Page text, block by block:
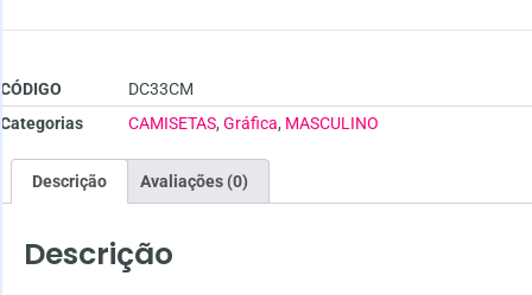
CÓDIGO
DC33CM
Categorias
CAMISETAS, Gráfica, MASCULINO
Descrição Avaliações (0)
Descrição